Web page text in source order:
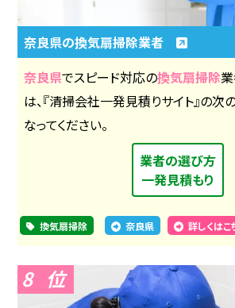
奈良県の換気扇掃除業者
奈良県でスピード対応の換気扇掃除
は、『清掃会社一発見積りサイト』の
なってください。
業者の選び方
一発見積もり
換気扇掃除 奈良県 詳しくはこ
8